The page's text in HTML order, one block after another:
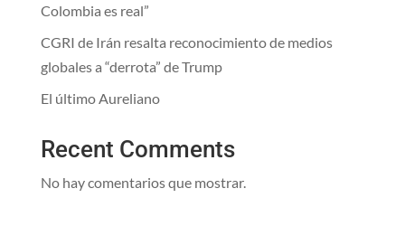
Colombia es real”
CGRI de Irán resalta reconocimiento de medios
globales a “derrota” de Trump
El último Aureliano
Recent Comments
No hay comentarios que mostrar.